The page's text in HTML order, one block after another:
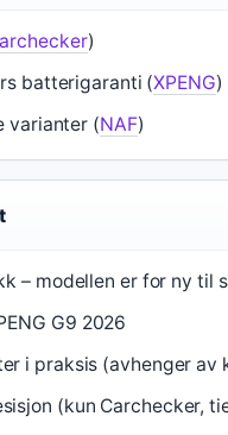
)
batterigaranti (XPENG)
varianter (NAF)
– modellen er for ny til
G9 2026
i praksis (avhenger av
(kun Carchecker,